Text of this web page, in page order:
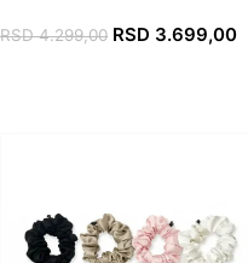
RSD4.299,00 RSD 3.699,00